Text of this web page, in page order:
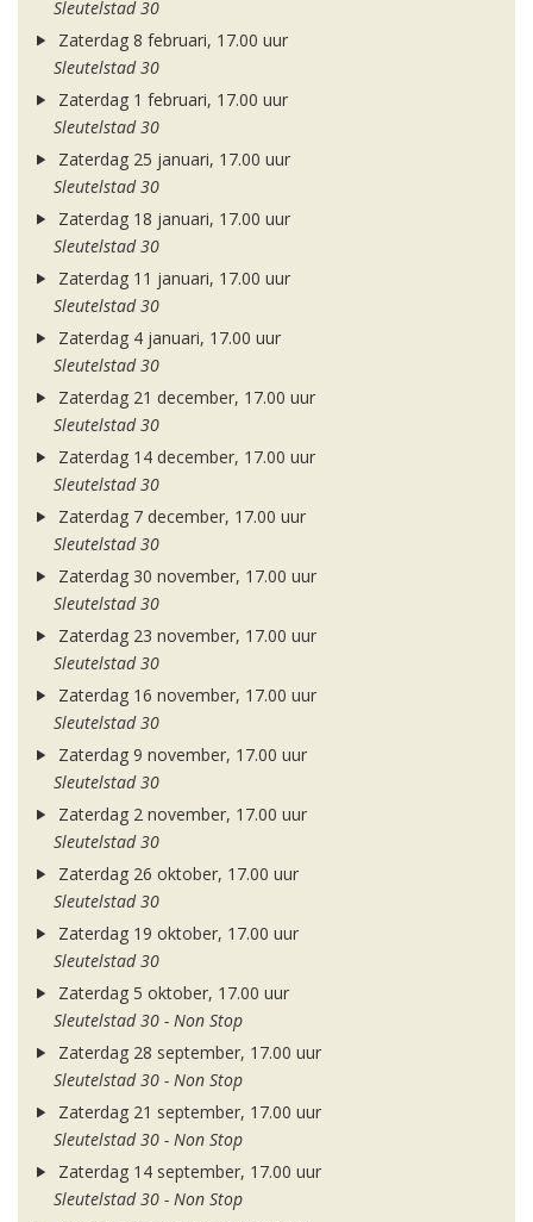
Sleutelstad 30
Zaterdag 8 februari, 17.00 uur
Sleutelstad 30
Zaterdag 1 februari, 17.00 uur
Sleutelstad 30
Zaterdag 25 januari, 17.00 uur
Sleutelstad 30
Zaterdag 18 januari, 17.00 uur
Sleutelstad 30
Zaterdag 11 januari, 17.00 uur
Sleutelstad 30
Zaterdag 4 januari, 17.00 uur
Sleutelstad 30
Zaterdag 21 december, 17.00 uur
Sleutelstad 30
Zaterdag 14 december, 17.00 uur
Sleutelstad 30
Zaterdag 7 december, 17.00 uur
Sleutelstad 30
Zaterdag 30 november, 17.00 uur
Sleutelstad 30
Zaterdag 23 november, 17.00 uur
Sleutelstad 30
Zaterdag 16 november, 17.00 uur
Sleutelstad 30
Zaterdag 9 november, 17.00 uur
Sleutelstad 30
Zaterdag 2 november, 17.00 uur
Sleutelstad 30
Zaterdag 26 oktober, 17.00 uur
Sleutelstad 30
Zaterdag 19 oktober, 17.00 uur
Sleutelstad 30
Zaterdag 5 oktober, 17.00 uur
Sleutelstad 30 - Non Stop
Zaterdag 28 september, 17.00 uur
Sleutelstad 30 - Non Stop
Zaterdag 21 september, 17.00 uur
Sleutelstad 30 - Non Stop
Zaterdag 14 september, 17.00 uur
Sleutelstad 30 - Non Stop